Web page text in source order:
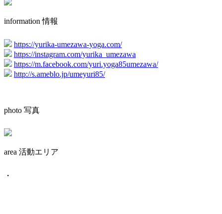
information 情報
https://yurika-umezawa-yoga.com/
https://instagram.com/yurika_umezawa
https://m.facebook.com/yuri.yoga85umezawa/
http://s.ameblo.jp/umeyuri85/
photo 写真
area 活動エリア
・